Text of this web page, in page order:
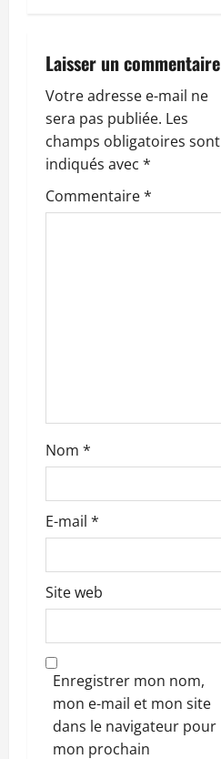
o
n
d
’
l
e
Laisser un commentaire
Votre adresse e-mail ne
sera pas publiée. Les
champs obligatoires sont
indiqués avec *
Commentaire*
Nom *
E-mail *
Site web
Enregistrer mon nom,
mon e-mail et mon site
dans le navigateur pour
mon prochain